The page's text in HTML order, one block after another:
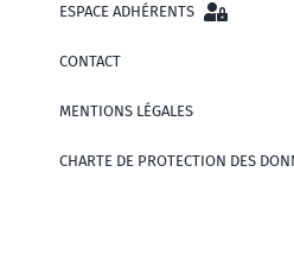
ESPACE ADHÉRENTS
CONTACT
MENTIONS LÉGALES
CHARTE DE PROTECTION DES